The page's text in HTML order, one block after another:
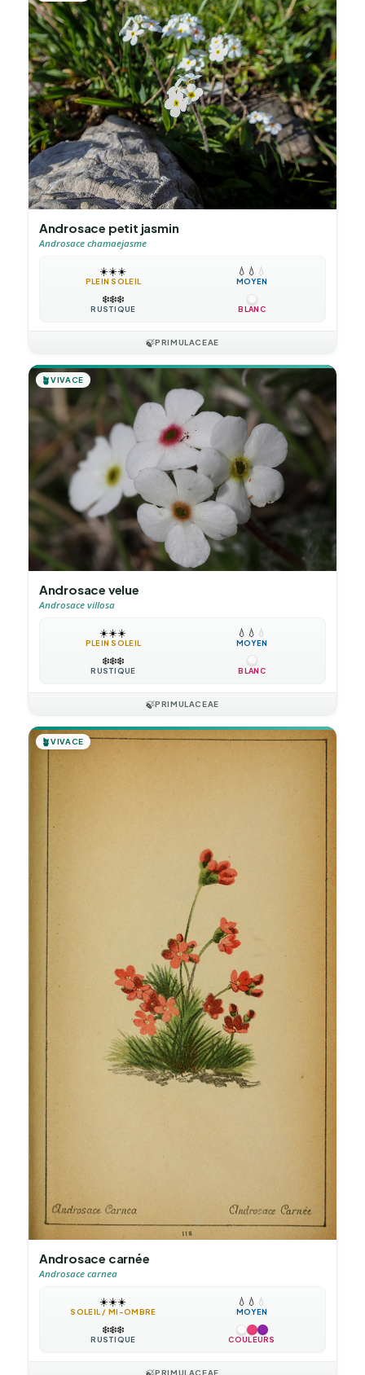
Androsace petit jasmin
Androsace chamaejasme
☀️☀️☀️
PLEIN SOLEIL
💧 💧 💧
MOYEN
❄️❄️❄️
RUSTIQUE BLANC
🍃PRIMULACEAE
🪴VIVACE
Androsace velue
Androsace villosa
☀️☀️☀️
PLEIN SOLEIL
💧 💧 💧
MOYEN
❄️❄️❄️
RUSTIQUE BLANC
🍃PRIMULACEAE
🪴VIVACE
Androsace carnée
Androsace carnea
☀️☀️☀️
SOLEIL / MI-OMBRE
💧 💧 💧
MOYEN
❄️❄️❄️
RUSTIQUE COULEURS
PRIMULACEAE